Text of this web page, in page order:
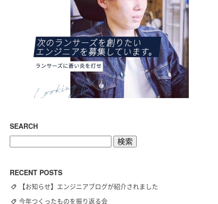
SEARCH
RECENT POSTS
【お知らせ】エンジニアブログが紹介されました
今年つくったものを振り返る会